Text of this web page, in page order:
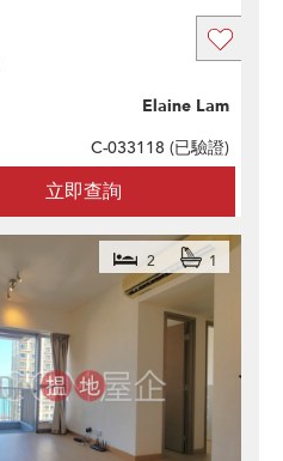
立即查詢
Elaine Lam
C-033118 (已驗證)
2 1